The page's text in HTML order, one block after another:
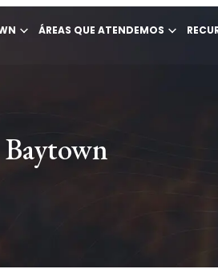
ÁREAS QUE ATENDEMOS